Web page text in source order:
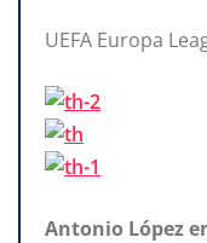
UEFA Europa
Antonio López